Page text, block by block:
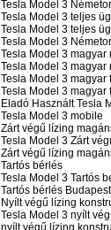
Tesla Model 3
Tesla Model 3 teljes
Tesla Model 3 teljes
Tesla Model 3
Tesla Model 3 magyar
Tesla Model 3
Tesla Model 3 magyar
Tesla Model 3
Eladó Használt Tesla
Tesla Model 3 mobile
Zárt végű lízing
Tesla Model 3 Zárt
Zárt végű lízing
Tartós bérlés
Tesla Model 3 Tartós
Tartós bérlés Budapest
Nyílt végű lízing
Tesla Model 3 nyílt
nyílt végű lízing